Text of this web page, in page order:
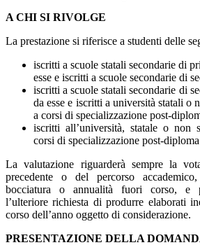
A CHI SI RIVOLGE
La prestazione si riferisce a studenti delle
iscritti a scuole statali secondarie di
esse e iscritti a scuole secondarie di
iscritti a scuole statali secondarie di
da esse e iscritti a università statali o
a corsi di specializzazione post-
iscritti all’università, statale o non
corsi di specializzazione post-
La valutazione riguarderà sempre la
precedente o del percorso
bocciatura o annualità fuori corso, e
l’ulteriore richiesta di produrre elaborati
corso dell’anno oggetto di considerazione.
PRESENTAZIONE DELLA